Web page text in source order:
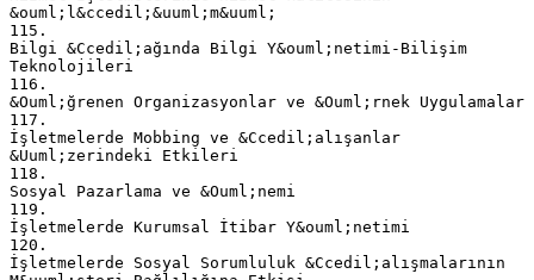
&ouml;l&ccedil;&uuml;m&uuml;
115.
Bilgi &Ccedil;ağında Bilgi Y&ouml;netimi-Bilişim
Teknolojileri
116.
&Ouml;ğrenen Organizasyonlar ve &Ouml;rnek Uygulamalar
117.
İşletmelerde Mobbing ve &Ccedil;alışanlar
&Uuml;zerindeki Etkileri
118.
Sosyal Pazarlama ve &Ouml;nemi
119.
İşletmelerde Kurumsal İtibar Y&ouml;netimi
120.
İşletmelerde Sosyal Sorumluluk &Ccedil;alışmalarının